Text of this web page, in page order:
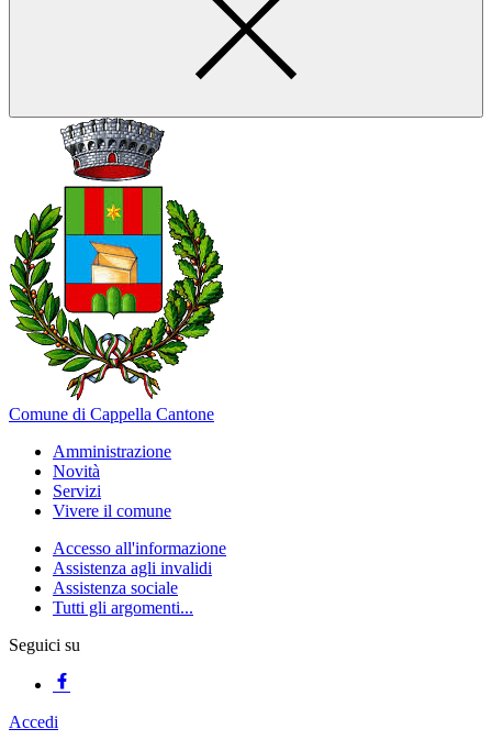
Comune di Cappella Cantone
Amministrazione
Novità
Servizi
Vivere il comune
Accesso all'informazione
Assistenza agli invalidi
Assistenza sociale
Tutti gli argomenti...
Seguici su
Accedi